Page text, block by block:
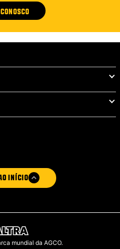
INÍCIO
mundial da AGCO.